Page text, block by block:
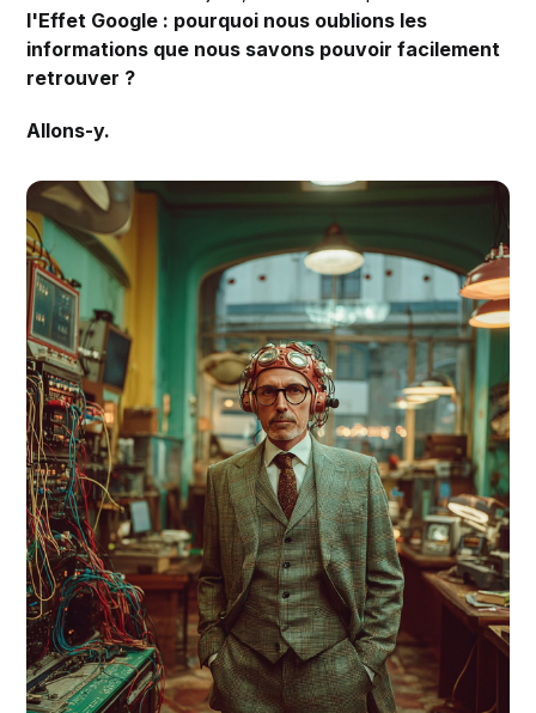
l'Effet Google : pourquoi nous oublions les
informations que nous savons pouvoir facilement
retrouver ?
Allons-y.